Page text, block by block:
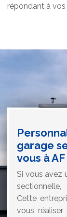
répondant à vos
garage
vous à
Si vous avez
Cette
vous